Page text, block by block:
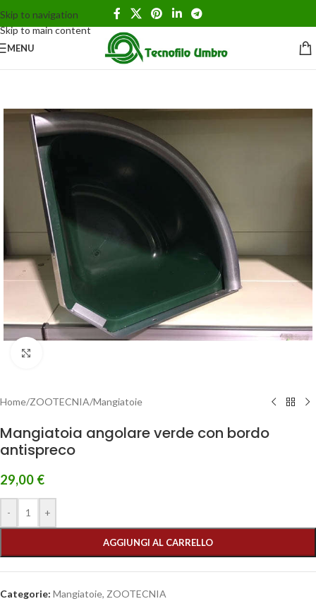
Skip to navigation
Skip to main content
MENU
Home/ZOOTECNIA/Mangiatoie
Mangiatoia angolare verde con bordo
antispreco
29,00 €
- +
AGGIUNGI AL CARRELLO
Categorie: Mangiatoie, ZOOTECNIA